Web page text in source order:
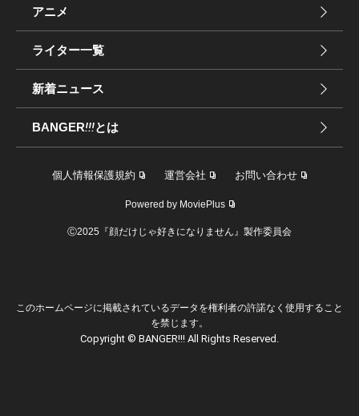
アニメ
ライター一覧
新着ニュース
BANGER!!!とは
個人情報保護規約 運営会社 お問い合わせ
Powered by MoviePlus
Ⓒ2025『顔だけじゃ好きになりません』製作委員会
このホームページに掲載されているデータを権利者の許諾なく使用すること
を禁じます。
Copyright © BANGER!!! All Rights Reserved.